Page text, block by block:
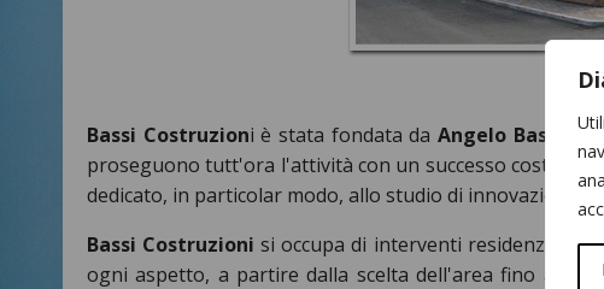
Bassi Costruzioni è stata fondata daAngelo Bassi
proseguono tutt'ora l'attività con un successo costante
dedicato, in particolar modo, allo studio di innovazioni
Bassi Costruzioni si occupa di interventi residenziali-
ogni aspetto, a partire dalla scelta dell'area fino alla